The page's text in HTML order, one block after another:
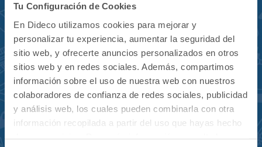
Tu Configuración de Cookies
En Dideco utilizamos cookies para mejorar y
personalizar tu experiencia, aumentar la seguridad del
sitio web, y ofrecerte anuncios personalizados en otros
sitios web y en redes sociales. Además, compartimos
información sobre el uso de nuestra web con nuestros
colaboradores de confianza de redes sociales, publicidad
y análisis web, los cuales pueden combinarla con otra
información recopilada a partir del uso que hayas hecho